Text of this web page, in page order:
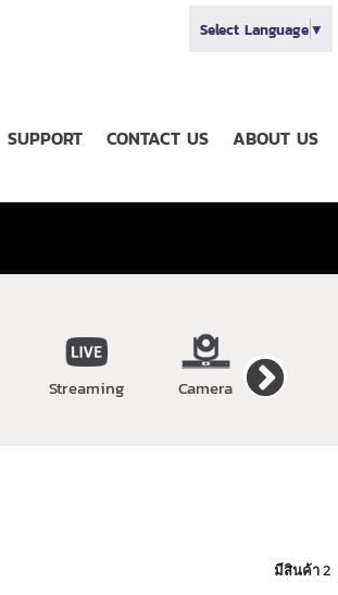
Select Language▼
SUPPORT CONTACT US ABOUT US
Streaming Camera
มีสินค้า 2